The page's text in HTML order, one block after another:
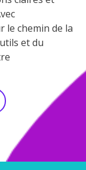
le chemin de la
et du